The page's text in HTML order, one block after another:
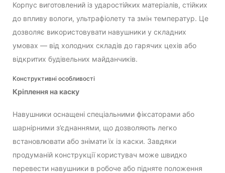
Корпус виготовлений із ударостійких матеріалів, стійких
до впливу вологи, ультрафіолету та змін температур. Це
дозволяє використовувати навушники у складних
умовах — від холодних складів до гарячих цехів або
відкритих будівельних майданчиків.
Конструктивні особливості
Кріплення на каску
Навушники оснащені спеціальними фіксаторами або
шарнірними з’єднаннями, що дозволяють легко
встановлювати або знімати їх із каски. Завдяки
продуманій конструкції користувач може швидко
перевести навушники в робоче або підняте положення